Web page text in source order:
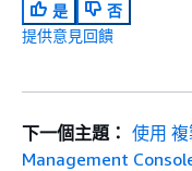
是
否
提供意見回饋
下一個主題： 使用
Management